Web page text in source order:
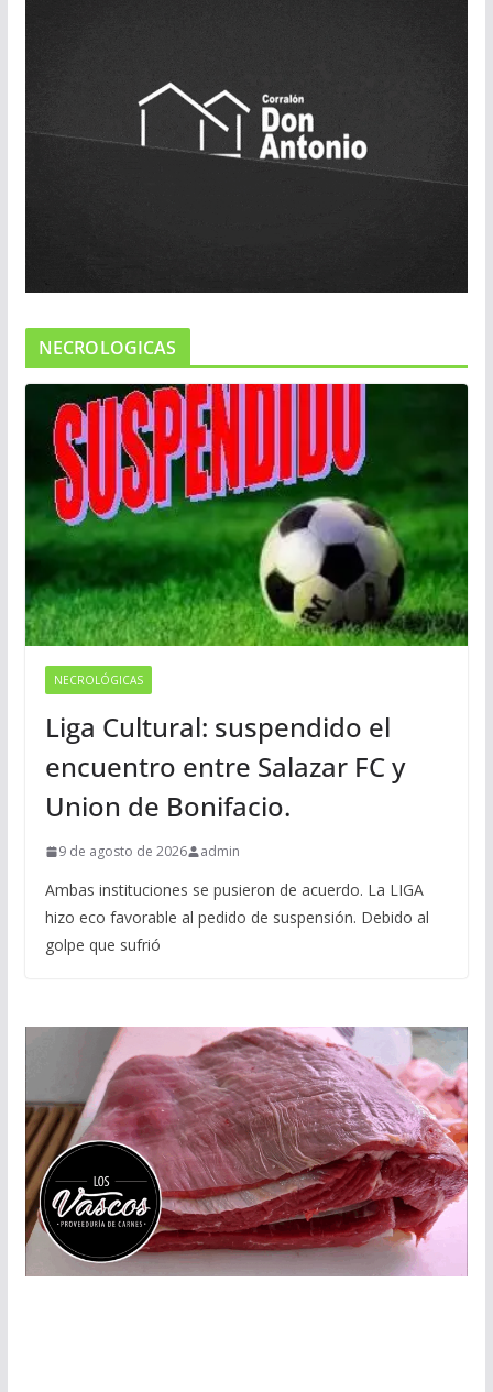
NECROLOGICAS
NECROLÓGICAS
Liga Cultural: suspendido el
encuentro entre Salazar FC y
Union de Bonifacio.
9 de agosto de 2026 admin
Ambas instituciones se pusieron de acuerdo. La LIGA
hizo eco favorable al pedido de suspensión. Debido al
golpe que sufrió